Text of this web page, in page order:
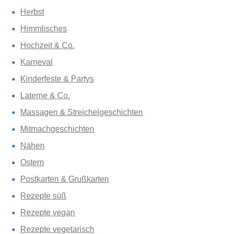
Herbst
Himmlisches
Hochzeit & Co.
Karneval
Kinderfeste & Partys
Laterne & Co.
Massagen & Streichelgeschichten
Mitmachgeschichten
Nähen
Ostern
Postkarten & Grußkarten
Rezepte süß
Rezepte vegan
Rezepte vegetarisch